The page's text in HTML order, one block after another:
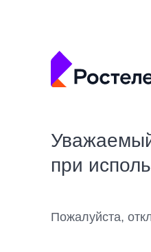
при
Пожалуйста,